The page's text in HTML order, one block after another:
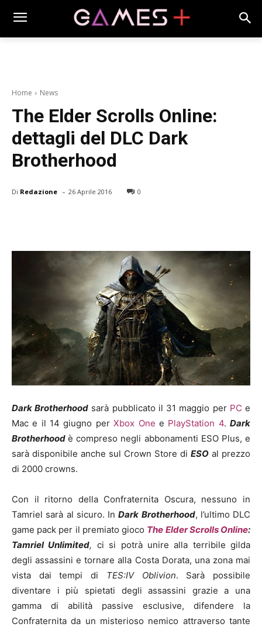
Home News
The Elder Scrolls Online:
dettagli del DLC Dark
Brotherhood
Di Redazione - 26 Aprile 2016 0
Dark Brotherhood sarà pubblicato il 31 maggio per PC e
Mac e il 14 giugno perXbox One e PlayStation 4.Dark
Brotherhoodè compreso negli abbonamenti ESO Plus, e
sarà disponibile anche sul Crown Store di ESO al prezzo
di 2000 crowns.
Con il ritorno della Confraternita Oscura, nessuno in
Tamriel sarà al sicuro. InDark Brotherhood, l’ultimo DLC
game pack per il premiato gioco The Elder Scrolls Online:
Tamriel Unlimited, ci si potrà unire alla terribile gilda
degli assassini e tornare alla Costa Dorata, una zona mai
vista dai tempi di TES:IV Oblivion. Sarà possibile
diventare i più spietati degli assassini grazie a una
gamma di abilità passive esclusive, difendere la
Confraternita da un misterioso nemico attraverso tante